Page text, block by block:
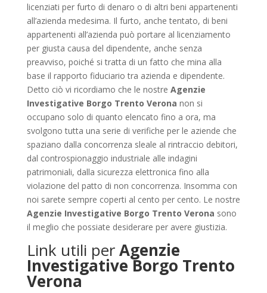
licenziati per furto di denaro o di altri beni appartenenti
all’azienda medesima. Il furto, anche tentato, di beni
appartenenti all’azienda può portare al licenziamento
per giusta causa del dipendente, anche senza
preavviso, poiché si tratta di un fatto che mina alla
base il rapporto fiduciario tra azienda e dipendente.
Detto ciò vi ricordiamo che le nostre Agenzie
Investigative Borgo Trento Verona non si
occupano solo di quanto elencato fino a ora, ma
svolgono tutta una serie di verifiche per le aziende che
spaziano dalla concorrenza sleale al rintraccio debitori,
dal controspionaggio industriale alle indagini
patrimoniali, dalla sicurezza elettronica fino alla
violazione del patto di non concorrenza. Insomma con
noi sarete sempre coperti al cento per cento. Le nostre
Agenzie Investigative Borgo Trento Verona sono
il meglio che possiate desiderare per avere giustizia.
Link utili perAgenzie
Investigative Borgo Trento
Verona